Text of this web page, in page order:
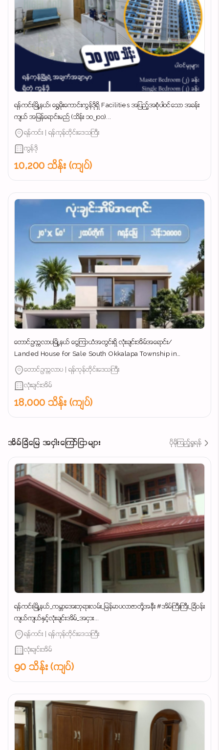
ရန်ကင်းမြို့နယ်၊ ရွှေမိုးကောင်းကွန်ဒိုရှိ Facilities အပြည့်အစုံပါဝင်သော အခန်း
ကျယ် အမြန်ရောင်းမည် (သိန်း ၁၀၂၀၀)...
ရန်ကင်း | ရန်ကုန်တိုင်းဒေသကြီး
ကွန်ဒို
10,200 သိန်း (ကျပ်)
တောင်ဥက္ကလာပမြို့နယ် ​ငွေကြာယံအတွင်းရှိ လုံးချင်းအိမ်အ​ရောင်း/
Landed House for Sale South Okkalapa Township in
Yangon/
တောင်ဥက္ကလာပ | ရန်ကုန်တိုင်းဒေသကြီး
လုံးချင်းအိမ်
18,000 သိန်း (ကျပ်)
အိမ်ခြံမြေ အငှါးကြော်ငြာများ ပိုမိုကြည့်ရှုရန်
ရန်ကင်းမြို့နယ်_ကမ္ဘာအေးဘုရားလမ်း_မြန်မာပလာဇာတို့အနီး #အိမ်ကြီးကြီး_ခြံဝန်း
ကျယ်ကျယ်နှင့်လုံးချင်းအိမ်_အငှား...
ရန်ကင်း | ရန်ကုန်တိုင်းဒေသကြီး
လုံးချင်းအိမ်
90 သိန်း (ကျပ်)